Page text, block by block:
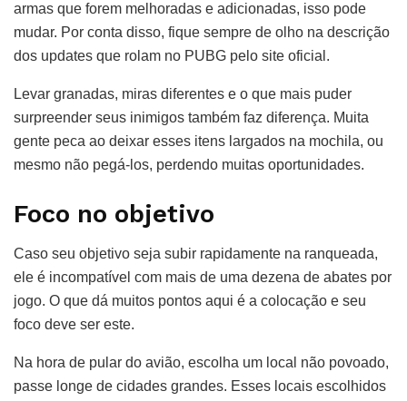
armas que forem melhoradas e adicionadas, isso pode
mudar. Por conta disso, fique sempre de olho na descrição
dos updates que rolam no PUBG pelo site oficial.
Levar granadas, miras diferentes e o que mais puder
surpreender seus inimigos também faz diferença. Muita
gente peca ao deixar esses itens largados na mochila, ou
mesmo não pegá-los, perdendo muitas oportunidades.
Foco no objetivo
Caso seu objetivo seja subir rapidamente na ranqueada,
ele é incompatível com mais de uma dezena de abates por
jogo. O que dá muitos pontos aqui é a colocação e seu
foco deve ser este.
Na hora de pular do avião, escolha um local não povoado,
passe longe de cidades grandes. Esses locais escolhidos